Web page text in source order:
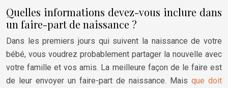
Quelles informations devez-vous inclure dans
un faire-part de naissance ?
Dans les premiers jours qui suivent la naissance de votre
bébé, vous voudrez probablement partager la nouvelle avec
votre famille et vos amis. La meilleure façon de le faire est
de leur envoyer un faire-part de naissance. Mais que doit